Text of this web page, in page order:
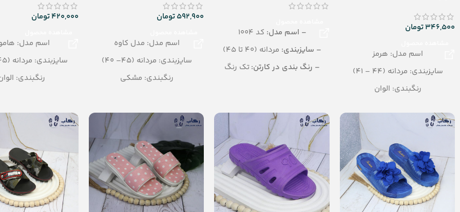
346,500تومان
اسم مدل: هرمز
سایزبندی: مردانه (44 – 41)
رنگبندی: الوان
– اسم مدل: کد 1004
– سایزبندی: مردانه (40 تا 45)
– رنگ بندی در کارتن:تک رنگ
592,900تومان
اسم مدل: مدل کاوه
سایزبندی: مردانه (45– 40)
رنگبندی: مشکی
جنس: PU
420,000تومان
اسم مدل:
سایزبندی: مردانه (45 – 40)
رنگبندی:
جنس: EVA